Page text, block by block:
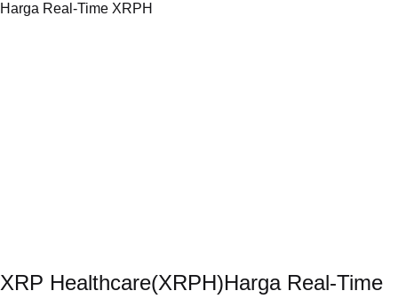
Harga Real-Time XRPH
XRP Healthcare(XRPH)Harga Real-Time